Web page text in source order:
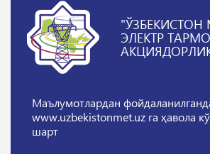
ЭЛЕКТР
Маълумотлардан
www.uzbekistonmet.uz га ҳавола
шарт